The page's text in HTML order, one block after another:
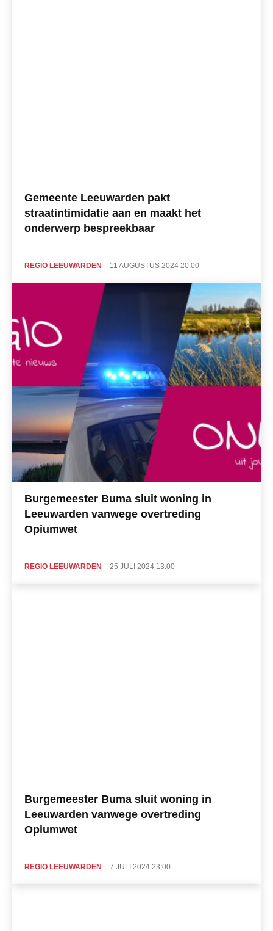
Gemeente Leeuwarden pakt
straatintimidatie aan en maakt het
onderwerp bespreekbaar
REGIO LEEUWARDEN 11 AUGUSTUS 2024 20:00
Burgemeester Buma sluit woning in
Leeuwarden vanwege overtreding
Opiumwet
REGIO LEEUWARDEN 25 JULI 2024 13:00
Burgemeester Buma sluit woning in
Leeuwarden vanwege overtreding
Opiumwet
REGIO LEEUWARDEN 7 JULI 2024 23:00